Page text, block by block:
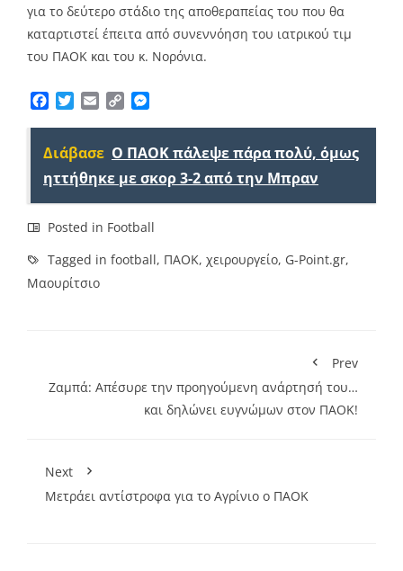
για το δεύτερο στάδιο της αποθεραπείας του που θα
καταρτιστεί έπειτα από συνεννόηση του ιατρικού τιμ
του ΠΑΟΚ και του κ. Νορόνια.
Facebook
TwitterEmailCopy
Διάβασε Ο ΠΑΟΚ πάλεψε πάρα πολύ, όμως
ηττήθηκε με σκορ 3-2 από την Μπραν
Posted in Football
Tagged in football, ΠΑΟΚ, χειρουργείο, G-Point.gr,
Μαουρίτσιο
Prev
Ζαμπά: Απέσυρε την προηγούμενη ανάρτησή του…
και δηλώνει ευγνώμων στον ΠΑΟΚ!
Next
Μετράει αντίστροφα για το Αγρίνιο ο ΠΑΟΚ